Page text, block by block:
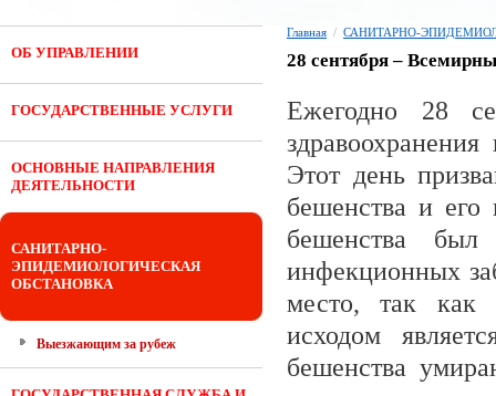
ОБ УПРАВЛЕНИИ
ГОСУДАРСТВЕННЫЕ УСЛУГИ
ОСНОВНЫЕ НАПРАВЛЕНИЯ
ДЕЯТЕЛЬНОСТИ
САНИТАРНО-
ЭПИДЕМИОЛОГИЧЕСКАЯ
ОБСТАНОВКА
Выезжающим за рубеж
Главная / САНИТАРНО-
28 сентября –
Ежегодно 28
Этот день
бешенства и его
бешенства
инфекционных
место, так как
исходом
бешенства